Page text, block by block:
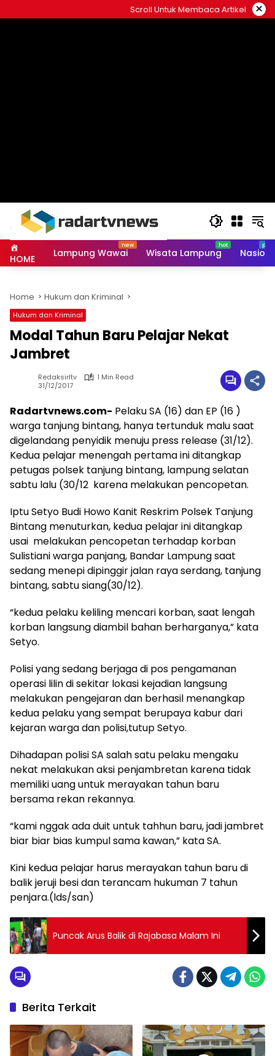
to
Scroll Untuk Membaca Artikel ×
HOME Lampung Wawai Wisata Lampung
Home Hukum dan Kriminal
Hukum dan Kriminal
Modal Tahun Baru Pelajar Nekat
Jambret
Redaksirltv
1 Min Read
31/12/2017
Radartvnews.com- Pelaku SA (16) dan EP (16 )
warga tanjung bintang, hanya tertunduk malu saat
digelandang penyidik menuju press release (31/12).
Kedua pelajar menengah pertama ini ditangkap
petugas polsek tanjung bintang, lampung selatan
sabtu lalu (30/12 karena melakukan pencopetan.
Iptu Setyo Budi Howo Kanit Reskrim Polsek Tanjung
Bintang menuturkan, kedua pelajar ini ditangkap
usai melakukan pencopetan terhadap korban
Sulistiani warga panjang, Bandar Lampung saat
sedang menepi dipinggir jalan raya serdang, tanjung
bintang, sabtu siang(30/12).
“kedua pelaku keliling mencari korban, saat lengah
korban langsung diambil bahan berharganya,” kata
Setyo.
Polisi yang sedang berjaga di pos pengamanan
operasi lilin di sekitar lokasi kejadian langsung
melakukan pengejaran dan berhasil menangkap
kedua pelaku yang sempat berupaya kabur dari
kejaran warga dan polisi,tutup Setyo.
Dihadapan polisi SA salah satu pelaku mengaku
nekat melakukan aksi penjambretan karena tidak
memiliki uang untuk merayakan tahun baru
bersama rekan rekannya.
“kami nggak ada duit untuk tahhun baru, jadi jambret
biar biar bias kumpul sama kawan,” kata SA.
Kini kedua pelajar harus merayakan tahun baru di
balik jeruji besi dan terancam hukuman 7 tahun
penjara.(lds/san)
Puncak Arus Balik di Rajabasa Malam Ini
Berita Terkait